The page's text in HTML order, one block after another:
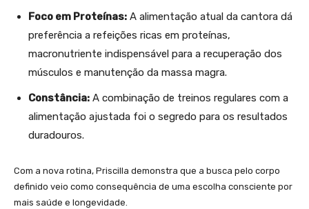
Foco em Proteínas: A alimentação atual da cantora dá
preferência a refeições ricas em proteínas,
macronutriente indispensável para a recuperação dos
músculos e manutenção da massa magra.
Constância: A combinação de treinos regulares com a
alimentação ajustada foi o segredo para os resultados
duradouros.
Com a nova rotina, Priscilla demonstra que a busca pelo corpo
definido veio como consequência de uma escolha consciente por
mais saúde e longevidade.